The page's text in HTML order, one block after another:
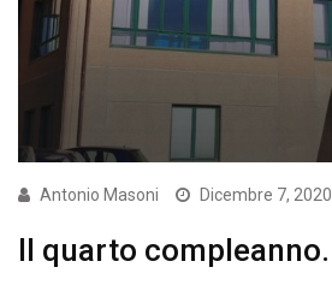
Antonio Masoni Dicembre 7, 2020
Il quarto compleanno.